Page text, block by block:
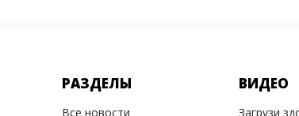
РАЗДЕЛЫ
Все новости
ВИДЕО
Загрузи